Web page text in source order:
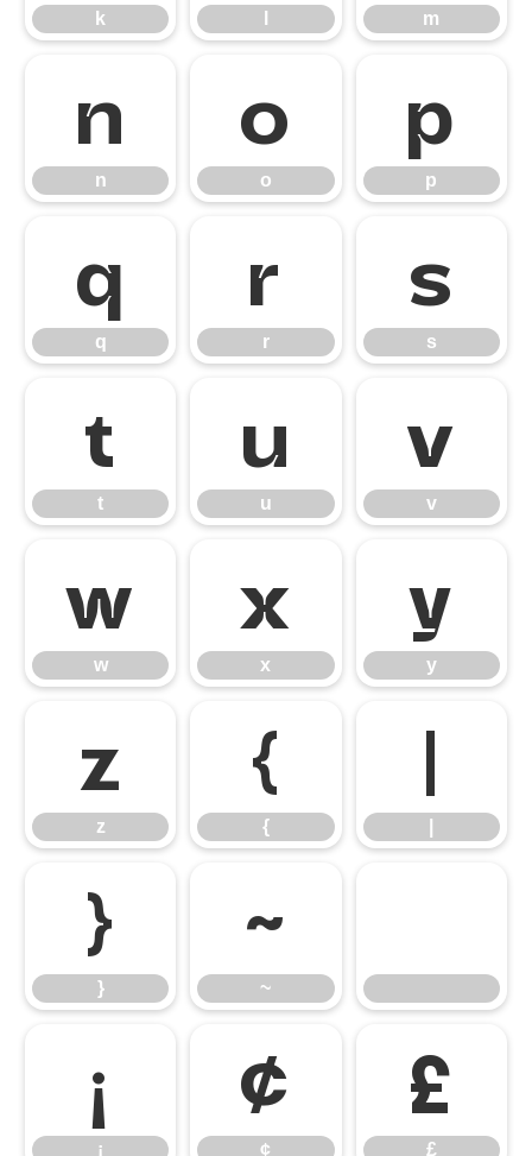
k m
n
n
o
o
p
p
q
q
r
r
s
s
t
t
u
u
v
v
w
w
x
x
y
y
z
z
{
{
|
}
}
~
~
¡
¡
¢
¢
£
£